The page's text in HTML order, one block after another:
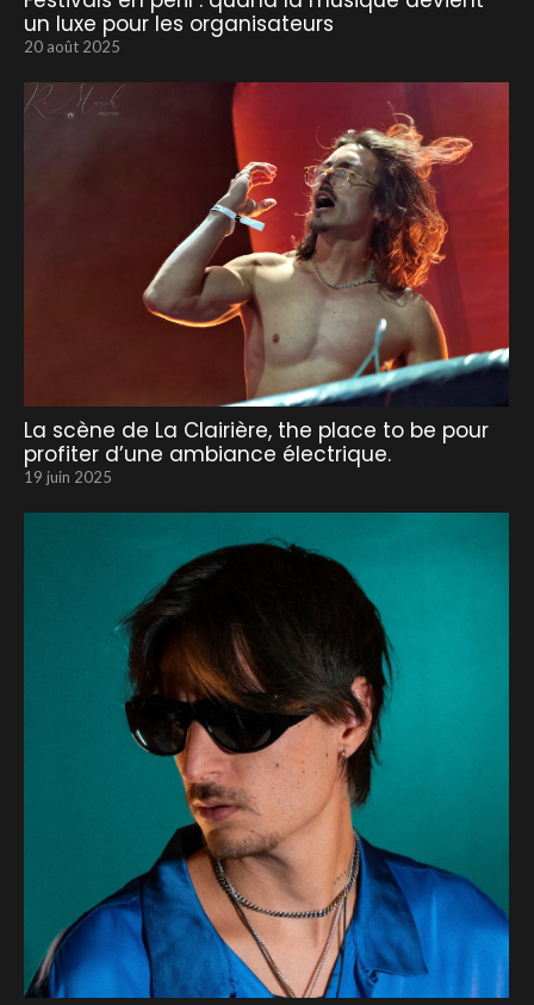
un luxe pour les organisateurs
20 août 2025
La scène de La Clairière, the place to be pour
profiter d’une ambiance électrique.
19 juin 2025